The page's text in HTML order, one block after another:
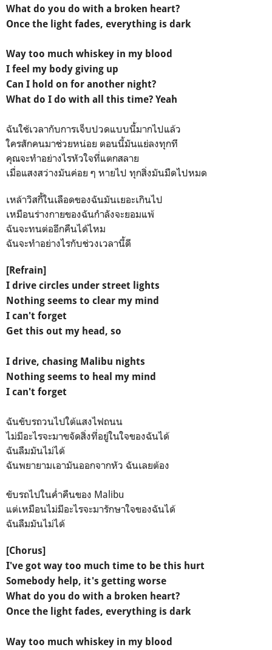
What do you do with a broken heart?
Once the light fades, everything is dark
Way too much whiskey in my blood
I feel my body giving up
Can I hold on for another night?
What do I do with all this time? Yeah
ฉันใช้เวลากับการเจ็บปวดแบบนี้มากไปแล้ว
ใครสักคนมาช่วยหน่อย ตอนนี้มันแย่ลงทุกที
คุณจะทำอย่างไรหัวใจที่แตกสลาย
เมื่อแสงสว่างมันค่อย ๆ หายไป ทุกสิ่งมันมืดไปหมด
เหล้าวิสกี้ในเลือดของฉันมันเยอะเกินไป
เหมือนร่างกายของฉันกำลังจะยอมแพ้
ฉันจะทนต่ออีกคืนได้ไหม
ฉันจะทำอย่างไรกับช่วงเวลานี้ดี
[Refrain]
I drive circles under street lights
Nothing seems to clear my mind
I can't forget
Get this out my head, so
I drive, chasing Malibu nights
Nothing seems to heal my mind
I can't forget
ฉันขับรถวนไปใต้แสงไฟถนน
ไม่มีอะไรจะมาขจัดสิ่งที่อยู่ในใจของฉันได้
ฉันลืมมันไม่ได้
ฉันพยายามเอามันออกจากหัว ฉันเลยต้อง
ขับรถไปในค่ำคืนของ Malibu
แต่เหมือนไม่มีอะไรจะมารักษาใจของฉันได้
ฉันลืมมันไม่ได้
[Chorus]
I've got way too much time to be this hurt
Somebody help, it's getting worse
What do you do with a broken heart?
Once the light fades, everything is dark
Way too much whiskey in my blood